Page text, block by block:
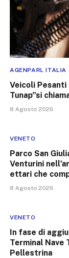
AGENPARL ITALIA
Veicoli
Tunap”si
8 Agosto 2026
VENETO
Parco San
Venturini
ettari che
8 Agosto 2026
VENETO
In fase di
Terminal Nave
Pellestrina